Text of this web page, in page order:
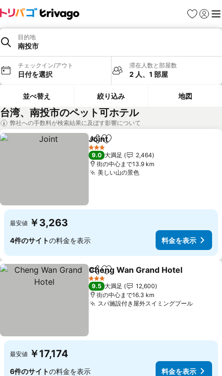
お気に入り
ログイ
メ
目的地
南投市
チェックイン/アウト
日付を選択
滞在人数と部屋数
2 人、1 部屋
並べ替え 絞り込み 地図
台湾、南投市のペット可ホテル
弊社への手数料が検索結果に及ぼす影響について
シェアお気に入りに追加
Joint
3 ホテルのランク
9.0 大満足
2,464
街の中心まで13.9 km
美しい山の景色料金を表示
最安値 ￥3,263
4件のサイトの料金を表示 料金を表示
シェアお気に入りに追加
Cheng Wan Grand Hotel
3 ホテルのランク
9.5 大満足
12,600
街の中心まで16.3 km
スパ施設付き屋外スイミングプール料金を
最安値 ￥17,174
6件のサイトの料金を表示 料金を表示